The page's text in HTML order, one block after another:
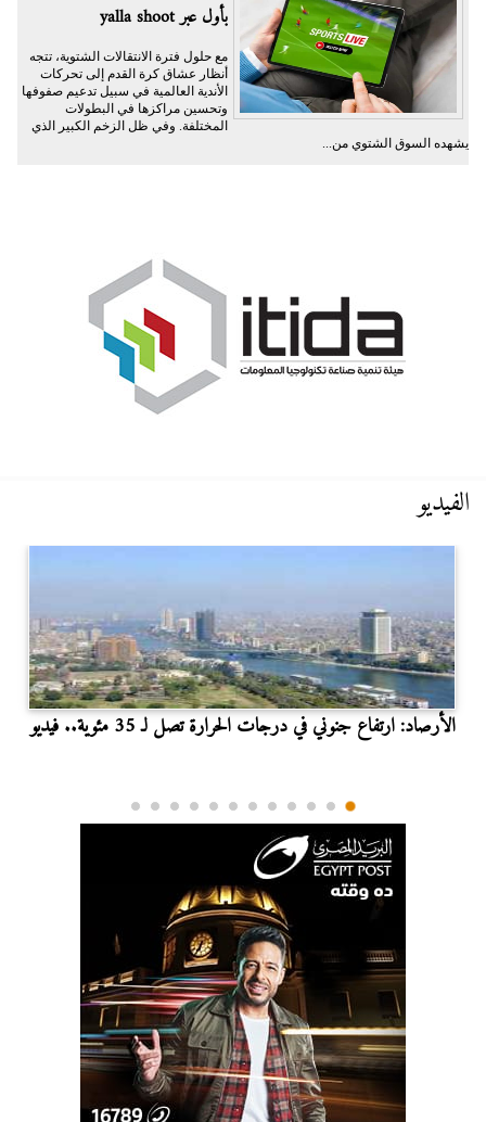
بأول عبر yalla shoot
مع حلول فترة الانتقالات الشتوية، تتجه
أنظار عشاق كرة القدم إلى تحركات
الأندية العالمية في سبيل تدعيم صفوفها
وتحسين مراكزها في البطولات
المختلفة. وفي ظل الزخم الكبير الذي
يشهده السوق الشتوي من...
الفيديو
الأرصاد: ارتفاع جنوني في درجات الحرارة تصل لـ 35 مئوية.. فيديو